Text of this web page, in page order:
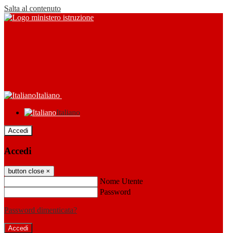
Salta al contenuto
Italiano
Italiano
Accedi
Accedi
button close ×
Nome Utente
Password
Password dimenticata?